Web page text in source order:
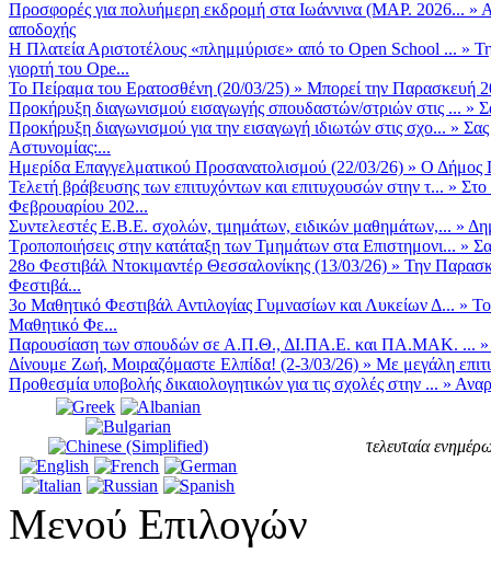
Προσφορές για πολυήμερη εκδρομή στα Ιωάννινα (ΜΑΡ. 2026... »
αποδοχής
Η Πλατεία Αριστοτέλους «πλημμύρισε» από το Open School ... »
γιορτή του Ope...
Το Πείραμα του Ερατοσθένη (20/03/25) » Μπορεί την Παρασκευή
Προκήρυξη διαγωνισμού εισαγωγής σπουδαστών/στριών στις ... »
Προκήρυξη διαγωνισμού για την εισαγωγή ιδιωτών στις σχο... » Σας
Αστυνομίας:...
Ημερίδα Επαγγελματικού Προσανατολισμού (22/03/26) » Ο Δήμος
Τελετή βράβευσης των επιτυχόντων και επιτυχουσών στην τ... » Στο
Φεβρουαρίου 202...
Συντελεστές Ε.Β.Ε. σχολών, τμημάτων, ειδικών μαθημάτων,... »
Τροποποιήσεις στην κατάταξη των Τμημάτων στα Επιστημονι... »
28ο Φεστιβάλ Ντοκιμαντέρ Θεσσαλονίκης (13/03/26) » Την
Φεστιβά...
3ο Μαθητικό Φεστιβάλ Αντιλογίας Γυμνασίων και Λυκείων Δ... »
Μαθητικό Φε...
Παρουσίαση των σπουδών σε Α.Π.Θ., ΔΙ.ΠΑ.Ε. και ΠΑ.ΜΑΚ. ...
Δίνουμε Ζωή, Μοιραζόμαστε Ελπίδα! (2-3/03/26) » Με μεγάλη
Προθεσμία υποβολής δικαιολογητικών για τις σχολές στην ... »
τελευταία
Μενού Επιλογών